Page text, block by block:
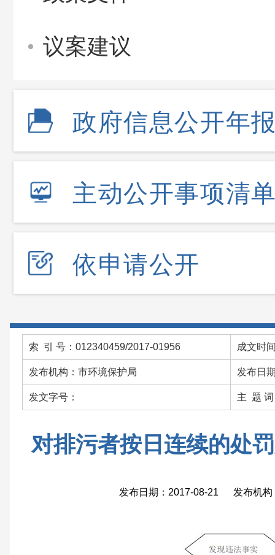
议案建议
政府信息公开年
主动公开事项清
依申请公开
索 引 号：012340459/2017-01956 成文时
发布机构：市环境保护局 发布日
发文字号： 主 题 词
对排污者按日连续的处
发布日期：2017-08-21 发布机构